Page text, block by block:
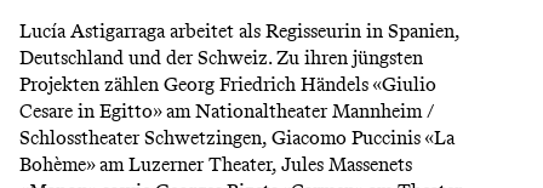
n
ü
Lucía Astigarraga arbeitet als Regisseurin in Spanien,
Deutschland und der Schweiz. Zu ihren jüngsten
Projekten zählen Georg Friedrich Händels «Giulio
Cesare in Egitto» am Nationaltheater Mannheim /
Schlosstheater Schwetzingen, Giacomo Puccinis «La
Bohème» am Luzerner Theater, Jules Massenets